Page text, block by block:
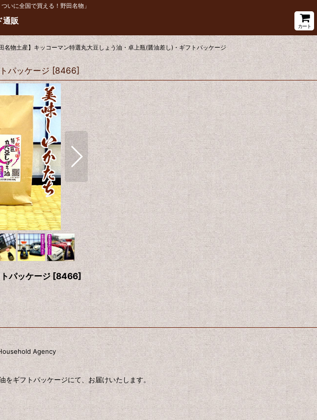
いに全国で買える！野田名物」
通販
カート
名物土産】キッコーマン特選丸大豆しょう油・卓上瓶(醤油差し)・ギフトパッケージ
パッケージ [8466]
パッケージ [8466]
Agency
をギフトパッケージにて、お届けいたします。